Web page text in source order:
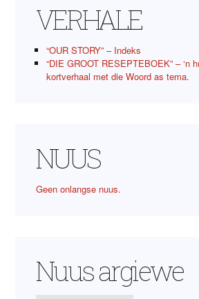
VERHALE
“OUR STORY” – Indeks
“DIE GROOT RESEPTEBOEK” – ‘n
kortverhaal met die Woord as tema.
NUUS
Geen onlangse nuus.
Nuus argiewe